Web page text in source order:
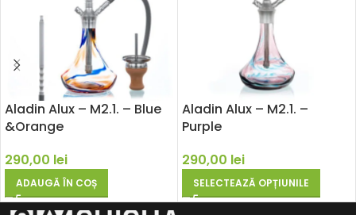
Aladin Alux – M2.1. – Blue
&Orange
290,00 lei
ADAUGĂ ÎN COȘ
Aladin Alux – M2.1. –
Purple
290,00 lei
SELECTEAZĂ OPȚIUNILE